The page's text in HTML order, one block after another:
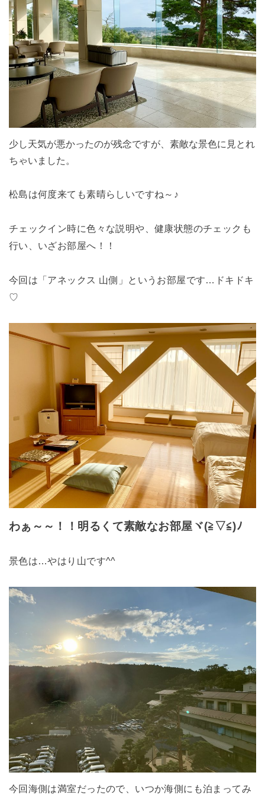
少し天気が悪かったのが残念ですが、素敵な景色に見とれ
ちゃいました。
松島は何度来ても素晴らしいですね～♪
チェックイン時に色々な説明や、健康状態のチェックも
行い、いざお部屋へ！！
今回は「アネックス 山側」というお部屋です…ドキドキ
♡
わぁ～～！！明るくて素敵なお部屋ヾ(≧▽≦)ﾉ
景色は…やはり山です^^
今回海側は満室だったので、いつか海側にも泊まってみ